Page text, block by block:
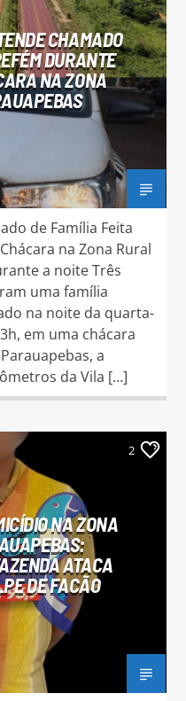
CHAMADO
DURANTE
NA ZONA
de Família Feita
na Zona Rural
a noite Três
uma família
na noite da quarta-
em uma chácara
a
da Vila […]
2
NA ZONA
ATACA
DE FACÃO